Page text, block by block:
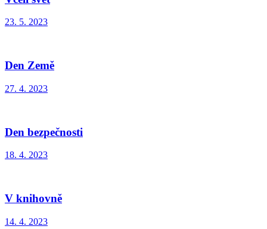
23. 5. 2023
Den Země
27. 4. 2023
Den bezpečnosti
18. 4. 2023
V knihovně
14. 4. 2023